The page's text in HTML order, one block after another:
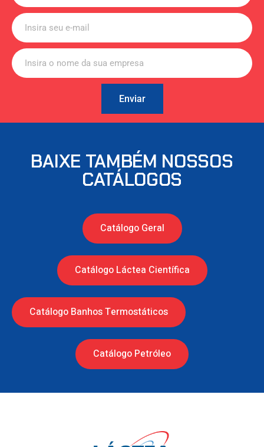
Enviar
BAIXE TAMBÉM NOSSOS
CATÁLOGOS
Catálogo Geral
Catálogo Láctea Científica
Catálogo Banhos Termostáticos
Catálogo Petróleo